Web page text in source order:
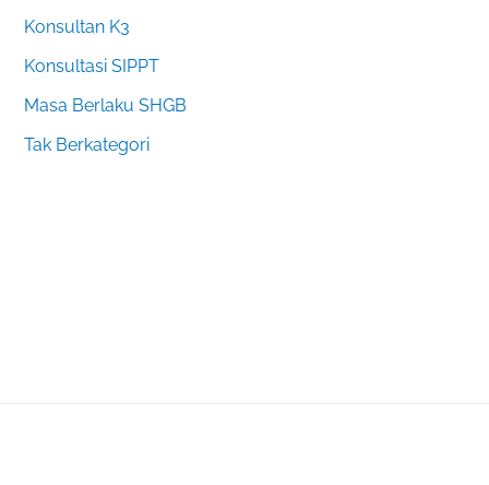
Konsultan K3
Konsultasi SIPPT
Masa Berlaku SHGB
Tak Berkategori